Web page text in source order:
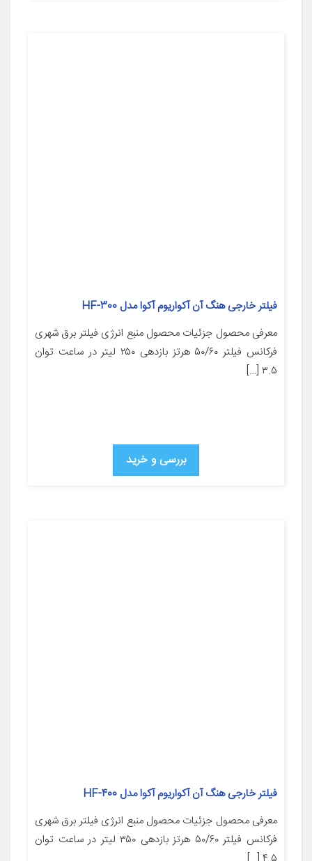
فیلتر خارجی هنگ آن آکواریوم آکوا مدل HF-300
معرفی محصول جزئیات محصول منبع انرژی فیلتر برق شهری
فرکانس فیلتر ۵۰/۶۰ هرتز بازدهی ۲۵۰ لیتر در ساعت توان
۳.۵ […]
بررسی و خرید
فیلتر خارجی هنگ آن آکواریوم آکوا مدل HF-400
معرفی محصول جزئیات محصول منبع انرژی فیلتر برق شهری
فرکانس فیلتر ۵۰/۶۰ هرتز بازدهی ۳۵۰ لیتر در ساعت توان